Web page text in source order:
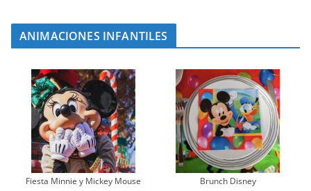
ANIMACIONES INFANTILES
Fiesta Minnie y Mickey Mouse Brunch Disney